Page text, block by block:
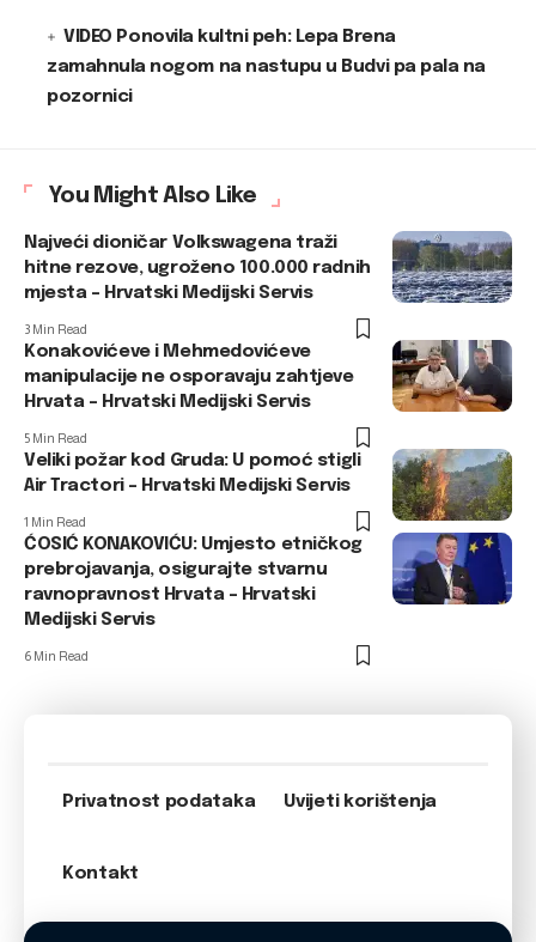
VIDEO Ponovila kultni peh: Lepa Brena
zamahnula nogom na nastupu u Budvi pa pala na
pozornici
You Might Also Like
Najveći dioničar Volkswagena traži
hitne rezove, ugroženo 100.000 radnih
mjesta – Hrvatski Medijski Servis
3 Min Read
Konakovićeve i Mehmedovićeve
manipulacije ne osporavaju zahtjeve
Hrvata – Hrvatski Medijski Servis
5 Min Read
Veliki požar kod Gruda: U pomoć stigli
Air Tractori – Hrvatski Medijski Servis
1 Min Read
ĆOSIĆ KONAKOVIĆU: Umjesto etničkog
prebrojavanja, osigurajte stvarnu
ravnopravnost Hrvata – Hrvatski
Medijski Servis
6 Min Read
Privatnost podataka Uvijeti korištenja
Kontakt